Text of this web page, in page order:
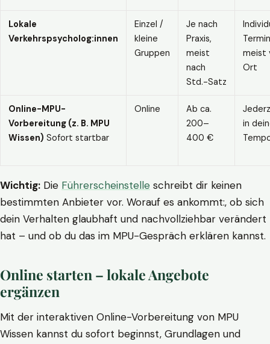
Lokale
Verkehrspsycholog:innen
Einzel /
kleine
Gruppen
Je nach
Praxis,
meist
nach
Std.-Satz
meist
Ort
Online-MPU-
Vorbereitung (z. B. MPU
Wissen) Sofort startbar
Online
Ab ca.
200–
400 €
in
Wichtig: Die Führerscheinstelle schreibt dir keinen
bestimmten Anbieter vor. Worauf es ankommt:, ob sich
dein Verhalten glaubhaft und nachvollziehbar verändert
hat – und ob du das im MPU-Gespräch erklären kannst.
Online starten – lokale Angebote
ergänzen
Mit der interaktiven Online-Vorbereitung von MPU
Wissen kannst du sofort beginnst, Grundlagen und